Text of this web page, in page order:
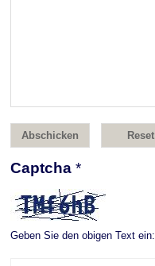
Captcha *
Geben Sie den obigen Text ein: